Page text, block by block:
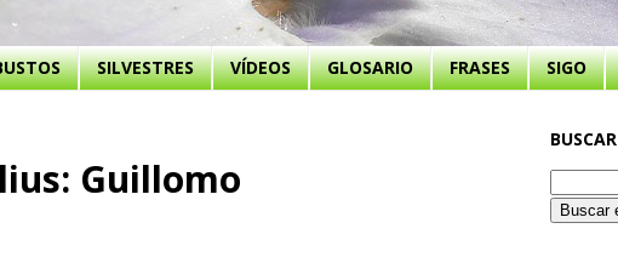
SILVESTRES VÍDEOS GLOSARIO FRASES SIGO
Guillomo
BUSCAR